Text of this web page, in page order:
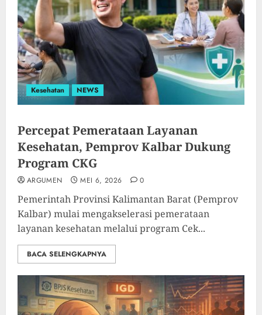
Kesehatan NEWS
Percepat Pemerataan Layanan
Kesehatan, Pemprov Kalbar Dukung
Program CKG
ARGUMEN MEI 6, 2026 0
Pemerintah Provinsi Kalimantan Barat (Pemprov
Kalbar) mulai mengakselerasi pemerataan
layanan kesehatan melalui program Cek...
BACA SELENGKAPNYA